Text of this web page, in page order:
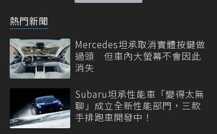
熱門新聞
Mercedes坦承取消實體按鍵做
過頭 但車內大螢幕不會因此
消失
Subaru坦承性能車「變得太無
聊」成立全新性能部門，三款
手排跑車開發中！